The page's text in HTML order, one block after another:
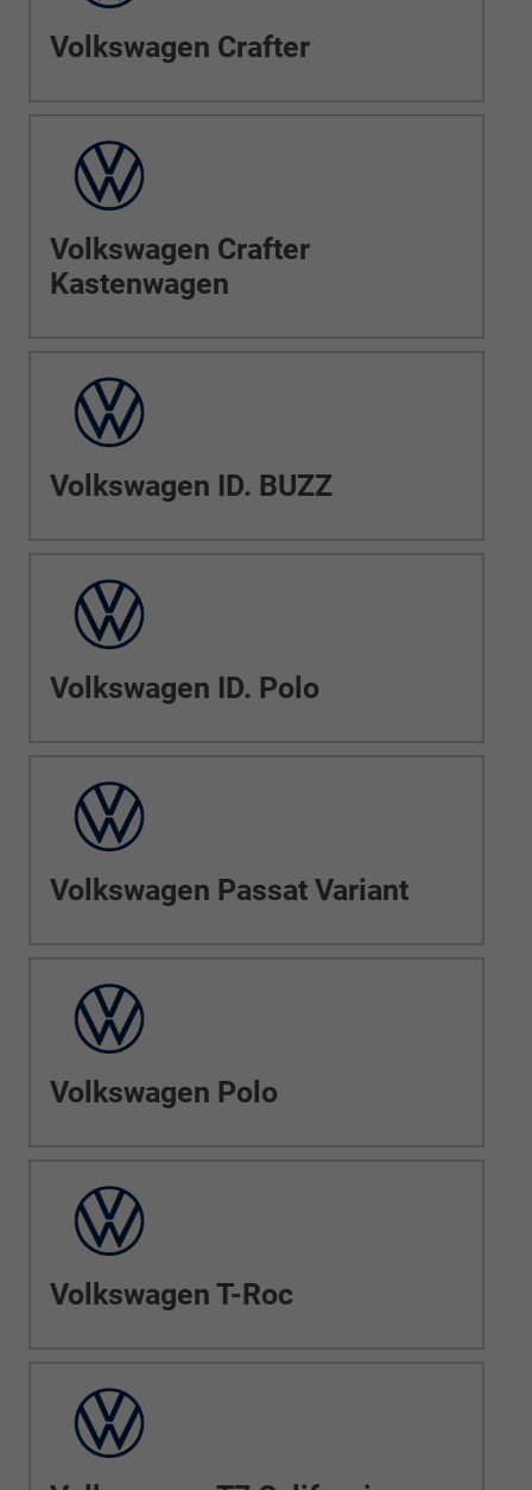
Volkswagen Crafter
Volkswagen Crafter
Kastenwagen
Volkswagen ID. BUZZ
Volkswagen ID. Polo
Volkswagen Passat Variant
Volkswagen Polo
Volkswagen T-Roc